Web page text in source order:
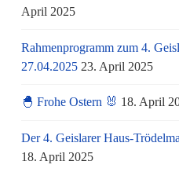
April 2025
Rahmenprogramm zum 4.
27.04.2025 23. April 2025
🐣 Frohe Ostern 🐰 18. April
Der 4. Geislarer Haus-
18. April 2025